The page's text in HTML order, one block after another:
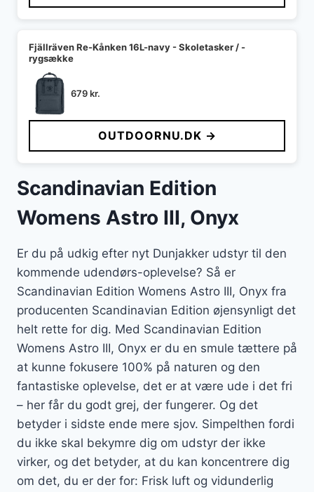
Fjällräven Re-Kånken 16L-navy - Skoletasker / -
rygsække
679kr.
OUTDOORNU.DK →
Scandinavian Edition
Womens Astro III, Onyx
Er du på udkig efter nyt Dunjakker udstyr til den
kommende udendørs-oplevelse? Så er
Scandinavian Edition Womens Astro III, Onyx fra
producenten Scandinavian Edition øjensynligt det
helt rette for dig. Med Scandinavian Edition
Womens Astro III, Onyx er du en smule tættere på
at kunne fokusere 100% på naturen og den
fantastiske oplevelse, det er at være ude i det fri
– her får du godt grej, der fungerer. Og det
betyder i sidste ende mere sjov. Simpelthen fordi
du ikke skal bekymre dig om udstyr der ikke
virker, og det betyder, at du kan koncentrere dig
om det, du er der for: Frisk luft og vidunderlig